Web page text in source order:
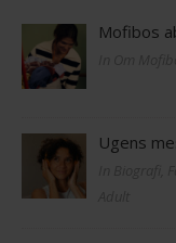
Mofibos
Ugens